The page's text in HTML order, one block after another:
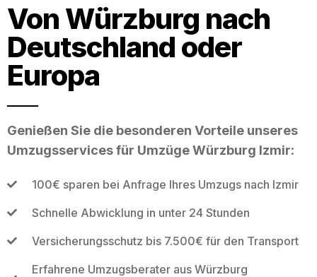
Von Würzburg nach
Deutschland oder
Europa
Genießen Sie die besonderen Vorteile unseres
Umzugsservices für Umzüge Würzburg Izmir:
100€ sparen bei Anfrage Ihres Umzugs nach Izmir
Schnelle Abwicklung in unter 24 Stunden
Versicherungsschutz bis 7.500€ für den Transport
Erfahrene Umzugsberater aus Würzburg